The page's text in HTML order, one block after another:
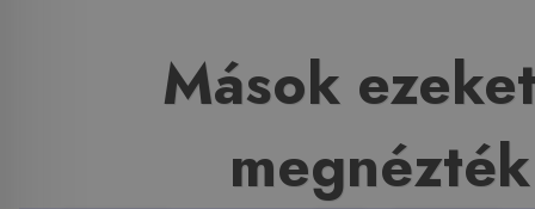
Mások
megnézték